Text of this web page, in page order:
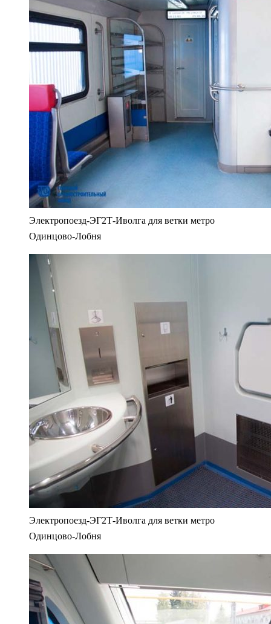
Электропоезд-ЭГ2Т-Иволга для ветки метро
Одинцово-Лобня
Электропоезд-ЭГ2Т-Иволга для ветки метро
Одинцово-Лобня